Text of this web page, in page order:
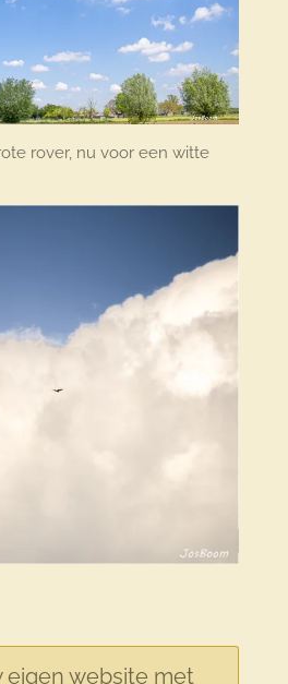
rover, nu voor een witte
eigen website met